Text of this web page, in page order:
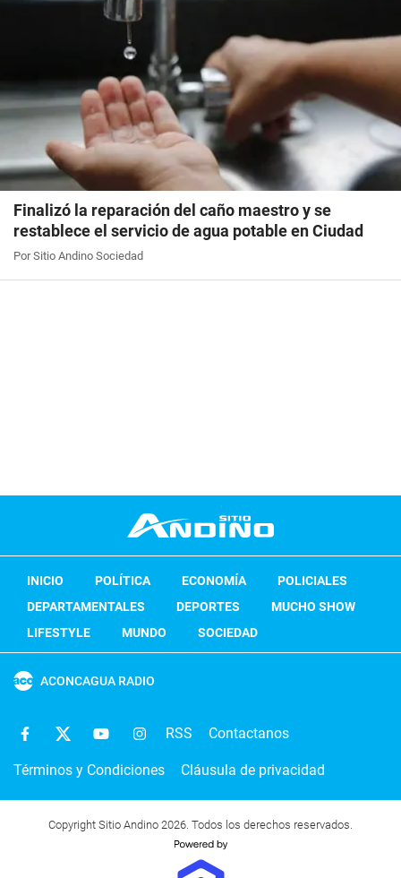
Finalizó la reparación del caño maestro y se
restablece el servicio de agua potable en Ciudad
Por Sitio Andino Sociedad
INICIO POLÍTICA ECONOMÍA
POLICIALES
DEPARTAMENTALES
DEPORTES
MUCHO SHOW
LIFESTYLE
MUNDO SOCIEDAD
ACONCAGUA RADIO
RSS Contactanos
Términos y Condiciones Cláusula de privacidad
Copyright Sitio Andino 2026. Todos los derechos reservados.